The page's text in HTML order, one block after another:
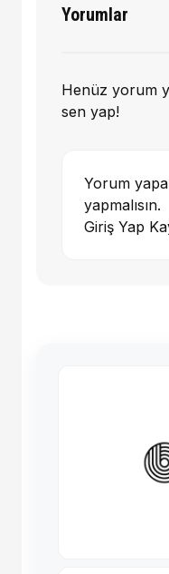
Yorumlar
Henüz yorum
sen yap!
Yorum
yapmalısın.
Giriş Yap